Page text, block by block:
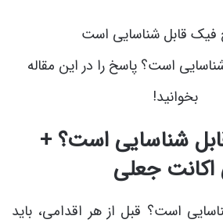
است؟ پاسخ را در این مقاله
بخوانید!
شناسایی است؟ +
اکانت جعلی
است؟ قبل از هر اقدامی، باید